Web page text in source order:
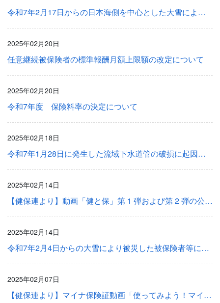
令和7年2月17日からの日本海側を中心とした大雪により被災した被保険者等に対する一部負担金等の取り扱いについて
2025年02月20日
任意継続被保険者の標準報酬月額上限額の改定について
2025年02月20日
令和7年度 保険料率の決定について
2025年02月18日
令和7年1月28日に発生した流域下水道管の破損に起因する道路陥没事故により被災した被保険者等に対する一部負担金等の取り扱いについて
2025年02月14日
【健保連より】動画「健と保」第 1 弾および第 2 弾の公開期間延長について
2025年02月14日
令和7年2月4日からの大雪により被災した被保険者等に対する一部負担金等の取り扱いについて
2025年02月07日
【健保連より】マイナ保険証動画「使ってみよう！マイナ保険証」の更新について